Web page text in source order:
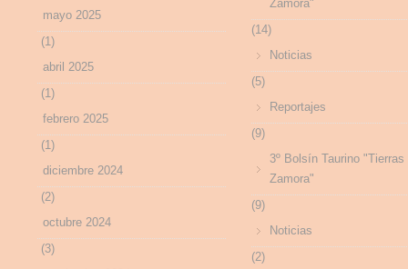
mayo 2025
(1)
abril 2025
(1)
febrero 2025
(1)
diciembre 2024
(2)
octubre 2024
(3)
Zamora"
(14)
Noticias
(5)
Reportajes
(9)
3º Bolsín Taurino "Tierras
Zamora"
(9)
Noticias
(2)